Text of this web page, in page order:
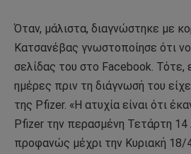
Όταν, μάλιστα, διαγνώστηκε με
Κατσανέβας γνωστοποίησε ότι
σελίδας του στο Facebook. Τότε,
ημέρες πριν τη διάγνωσή του
της Pfizer. «Η ατυχία είναι ότι
Pfizer την περασμένη Τετάρτη 14
προφανώς μέχρι την Κυριακή